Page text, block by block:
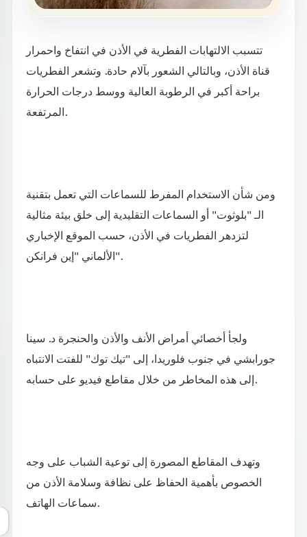
تتسبب الالتهابات الفطرية في الأذن في انتفاخ واحمرار
قناة الأذن، وبالتالي الشعور بآلام حادة. وتشعر الفطريات
براحة أكبر في الرطوبة العالية ووسط درجات الحرارة
المرتفعة.
ومن شأن الاستخدام المفرط للسماعات التي تعمل بتقنية
الـ "بلوثوت" أو السماعات التقليدية إلى خلق بيئة مثالية
لتزدهر الفطريات في الأذن، حسب الموقع الإخباري
الألماني "إين فرانكن".
ولجأ أخصائي أمراض الأنف والأذن والحنجرة د. سينا
جورابشي في جنوب فلوريدا، إلى "تيك توك" للفتت الانتباه
إلى هذه المخاطر من خلال مقاطع فيديو على حسابه.
وتهدف المقاطع المصورة إلى توعية الشباب على وجه
الخصوص بأهمية الحفاظ على نظافة وسلامة الأذن من
سماعات الهاتف.